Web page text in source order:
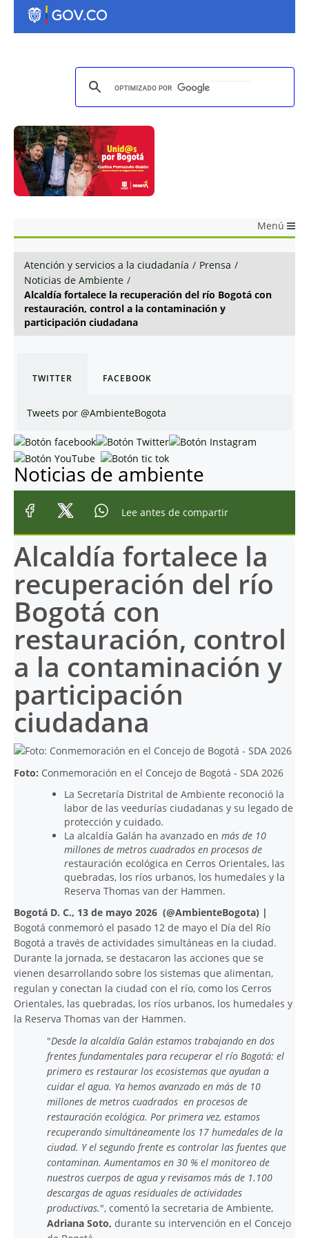
Menú
Atención y servicios a la ciudadanía / Prensa /
Noticias de Ambiente /
Alcaldía fortalece la recuperación del río Bogotá con
restauración, control a la contaminación y
participación ciudadana
TWITTER FACEBOOK
Tweets por @AmbienteBogota
Noticias de ambiente
Lee antes de compartir
Alcaldía fortalece la
recuperación del río
Bogotá con
restauración, control
a la contaminación y
participación
ciudadana
Foto: Conmemoración en el Concejo de Bogotá - SDA 2026
La Secretaría Distrital de Ambiente reconoció la
labor de las veedurías ciudadanas y su legado de
protección y cuidado.
La alcaldía Galán ha avanzado en más de 10
millones de metros cuadrados en procesos de
restauración ecológica en Cerros Orientales, las
quebradas, los ríos urbanos, los humedales y la
Reserva Thomas van der Hammen.
Bogotá D. C., 13 de mayo 2026 (@AmbienteBogota) |
Bogotá conmemoró el pasado 12 de mayo el Día del Río
Bogotá a través de actividades simultáneas en la ciudad.
Durante la jornada, se destacaron las acciones que se
vienen desarrollando sobre los sistemas que alimentan,
regulan y conectan la ciudad con el río, como los Cerros
Orientales, las quebradas, los ríos urbanos, los humedales y
la Reserva Thomas van der Hammen.
"Desde la alcaldía Galán estamos trabajando en dos
frentes fundamentales para recuperar el río Bogotá: el
primero es restaurar los ecosistemas que ayudan a
cuidar el agua. Ya hemos avanzado en más de 10
millones de metros cuadrados en procesos de
restauración ecológica. Por primera vez, estamos
recuperando simultáneamente los 17 humedales de la
ciudad. Y el segundo frente es controlar las fuentes que
contaminan. Aumentamos en 30 % el monitoreo de
nuestros cuerpos de agua y revisamos más de 1.100
descargas de aguas residuales de actividades
productivas.", comentó la secretaria de Ambiente,
Adriana Soto, durante su intervención en el Concejo